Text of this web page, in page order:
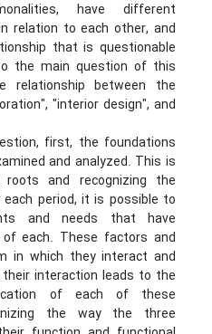
have different
relation to each other, and
that is questionable
the main question of this
between the
"interior design", and
first, the foundations
and analyzed. This is
and recognizing the
period, it is possible to
and needs that have
each. These factors and
in which they interact and
interaction leads to the
of each of these
the way the three